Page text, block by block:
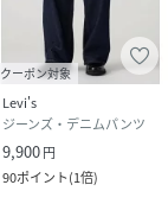
クーポン対象
Levi's
ジーンズ・デニムパンツ
9,900円
90ポイント(1倍)